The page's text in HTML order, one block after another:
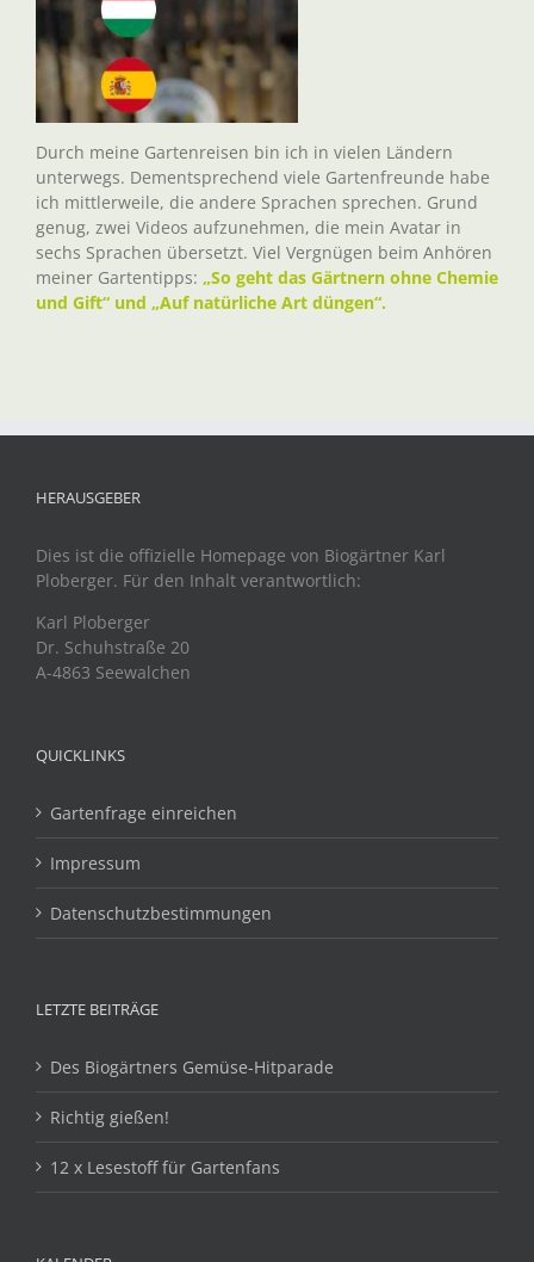
Durch meine Gartenreisen bin ich in vielen Ländern
unterwegs. Dementsprechend viele Gartenfreunde habe
ich mittlerweile, die andere Sprachen sprechen. Grund
genug, zwei Videos aufzunehmen, die mein Avatar in
sechs Sprachen übersetzt. Viel Vergnügen beim Anhören
meiner Gartentipps: „So geht das Gärtnern ohne Chemie
und Gift“ und „Auf natürliche Art düngen“.
HERAUSGEBER
Dies ist die offizielle Homepage von Biogärtner Karl
Ploberger. Für den Inhalt verantwortlich:
Karl Ploberger
Dr. Schuhstraße 20
A-4863 Seewalchen
QUICKLINKS
Gartenfrage einreichen
Impressum
Datenschutzbestimmungen
LETZTE BEITRÄGE
Des Biogärtners Gemüse-Hitparade
Richtig gießen!
12 x Lesestoff für Gartenfans